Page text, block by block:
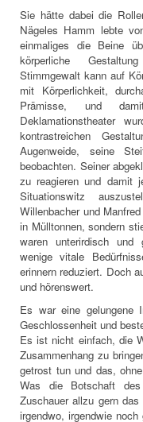
Sie hätte dabei die
Nägeles Hamm lebte
einmaliges die Beine
körperliche
Stimmgewalt kann auf
mit Körperlichkeit,
Prämisse, und
Deklamationstheater
kontrastreichen
Augenweide, seine
beobachten. Seiner
zu reagieren und damit
Situationswitz
Willenbacher und
in Mülltonnen, sondern
waren unterirdisch und
wenige vitale
erinnern reduziert. Doch
und hörenswert.
Es war eine gelungene
Geschlossenheit und
Es ist nicht einfach, die
Zusammenhang zu
getrost tun und das,
Was die Botschaft
Zuschauer allzu gern
irgendwo, irgendwie